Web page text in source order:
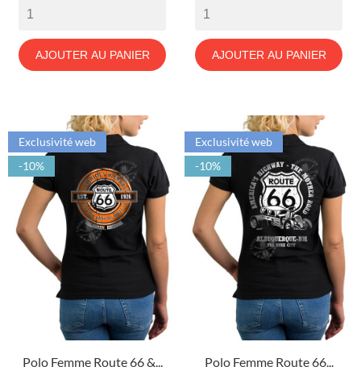
AJOUTER AU PANIER AJOUTER AU PANIER
Polo Femme Route 66 &...
Exclusivité web
-10%
Polo Femme Route 66...
Exclusivité web
-10%